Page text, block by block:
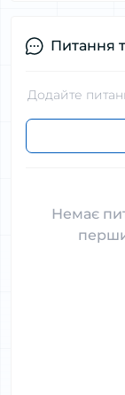
Питання
Додайте
Немає